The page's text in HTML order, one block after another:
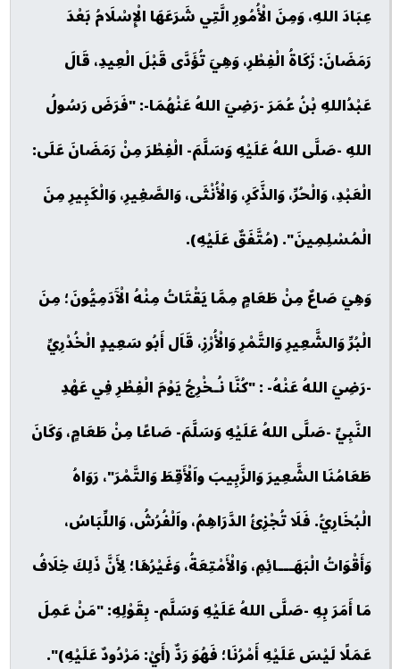
عِبَادَ اللهِ، وَمِنَ الْأُمُورِ الَّتِي شَرَعَهَا الْإِسْلَامُ بَعْدَ
رَمَضَانَ: زَكَاةُ الْفِطْرِ، وَهِيَ تُؤَدَّى قَبْلَ الْعِيدِ، قَالَ
عَبْدُاللهِ بْنُ عُمَرَ -رَضِيَ اللهُ عَنْهُمَا-: "فَرَضَ رَسُولُ
اللهِ -صَلَّى اللهُ عَلَيْهِ وَسَلَّمَ- الْفِطْرَ مِنْ رَمَضَانَ عَلَى:
الْعَبْدِ، وَالْحُرِّ، وَالذَّكَرِ، وَالْأُنْثَى، وَالصَّغِيرِ، وَالْكَبِيرِ مِنَ
الْمُسْلِمِينَ". (مُتَّفَقٌ عَلَيْهِ).
وَهِيَ صَاعٌ مِنْ طَعَامٍ مِمَّا يَقْتَاتُ مِنْهُ الْآَدَمِيُّونَ؛ مِنَ
الْبُرِّ وَالشَّعِيرِ وَالتَّمْرِ وَالْأُرْزِ، قَاَل أَبُو سَعِيدٍ الْخُدْرِيِّ
-رَضِيَ اللهُ عَنْهُ- : "كُنَّا نُـخْرِجُ يَوْمَ الْفِطْرِ فِي عَهْدِ
النَّبِيِّ -صَلَّى اللهُ عَلَيْهِ وَسَلَّمَ- صَاعًا مِنْ طَعَامٍ، وَكَانَ
طَعَامُنَا الشَّعِيرَ وَالزَّبِيبَ واَلْأَقِطَ وَالتَّمْرَ"، رَوَاهُ
الْبُخَارِيُّ. فَلَا تُجْزِئُ الدَّرَاهِمُ، واَلْفُرُشُ، وَاللِّبَاسُ،
وَأَقْوَاتُ الْبَهَـــائِمِ، وَالْأَمْتِعَةُ، وَغَيْرُهَا؛ لِأَنَّ ذَلِكَ خِلَافُ
مَا أَمَرَ بِهِ -صَلَّى اللهُ عَلَيْهِ وَسَلَّم- بِقَوْلِهِ: "مَنْ عَمِلَ
عَمَلًا لَيْسَ عَلَيْهِ أَمْرُنَا؛ فَهُوَ رَدٌّ (أَيْ: مَرْدُودٌ عَلَيْهِ)".